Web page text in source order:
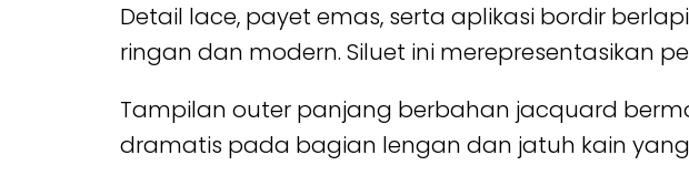
Detail lace, payet emas, serta aplikasi bordir
ringan dan modern. Siluet ini merepresentasikan
Tampilan outer panjang berbahan jacquard
dramatis pada bagian lengan dan jatuh kain